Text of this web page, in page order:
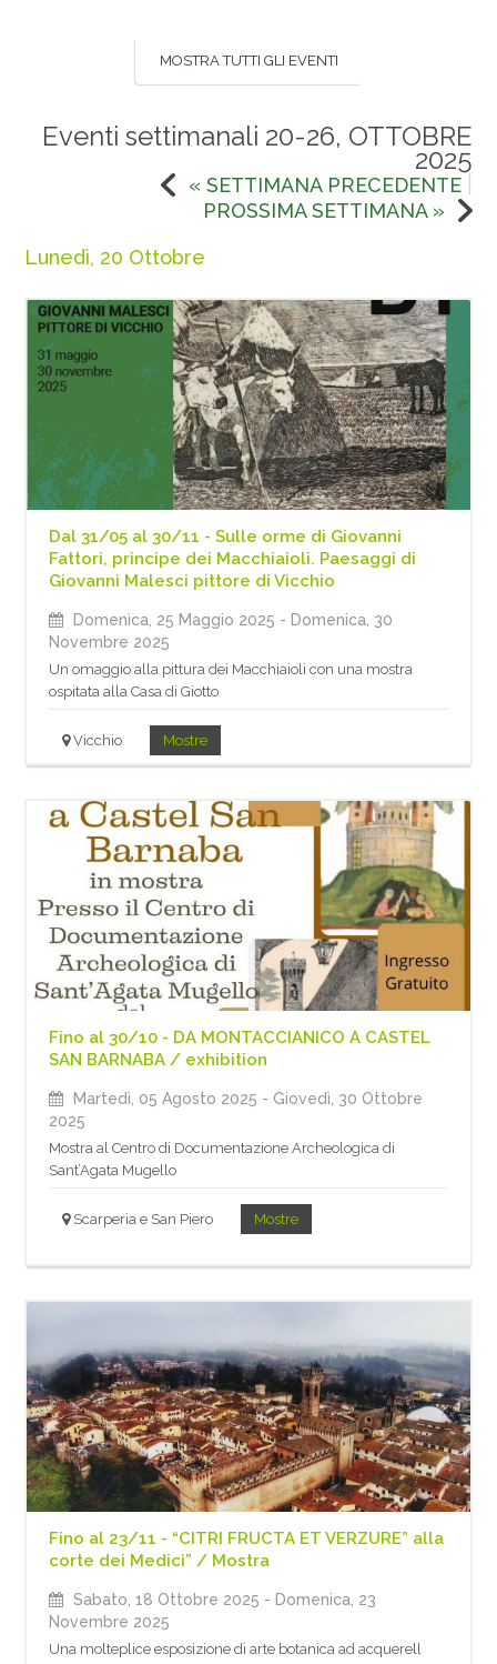
MOSTRA TUTTI GLI EVENTI
Eventi settimanali 20-26, OTTOBRE
2025
« SETTIMANA PRECEDENTE|
PROSSIMA SETTIMANA »
Lunedì, 20 Ottobre
Dal 31/05 al 30/11 - Sulle orme di Giovanni
Fattori, principe dei Macchiaioli. Paesaggi di
Giovanni Malesci pittore di Vicchio
Domenica, 25 Maggio 2025 - Domenica, 30
Novembre 2025
Un omaggio alla pittura dei Macchiaioli con una mostra
ospitata alla Casa di Giotto
Vicchio Mostre
Fino al 30/10 - DA MONTACCIANICO A CASTEL
SAN BARNABA / exhibition
Martedì, 05 Agosto 2025 - Giovedì, 30 Ottobre
2025
Mostra al Centro di Documentazione Archeologica di
Sant’Agata Mugello
Scarperia e San Piero Mostre
Fino al 23/11 - “CITRI FRUCTA ET VERZURE” alla
corte dei Medici” / Mostra
Sabato, 18 Ottobre 2025 - Domenica, 23
Novembre 2025
Una molteplice esposizione di arte botanica ad acquerell